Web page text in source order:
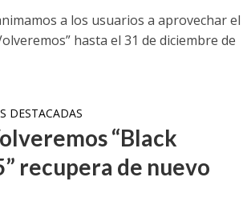
a los usuarios a aprovechar el
hasta el 31 de diciembre de
DESTACADAS
“Black
recupera de nuevo